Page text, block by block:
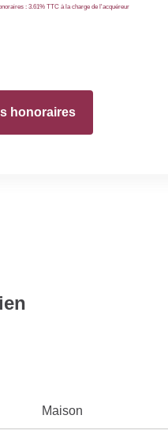
: 3.61% TTC à la charge de l'acquéreur
honoraires
Maison